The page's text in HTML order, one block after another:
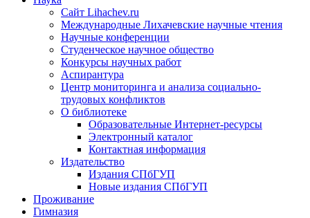
Сайт Lihachev.ru
Международные Лихачевские научные чтения
Научные конференции
Студенческое научное общество
Конкурсы научных работ
Аспирантура
Центр мониторинга и анализа социально-
трудовых конфликтов
О библиотеке
Образовательные Интернет-ресурсы
Электронный каталог
Контактная информация
Издательство
Издания СПбГУП
Новые издания СПбГУП
Проживание
Гимназия